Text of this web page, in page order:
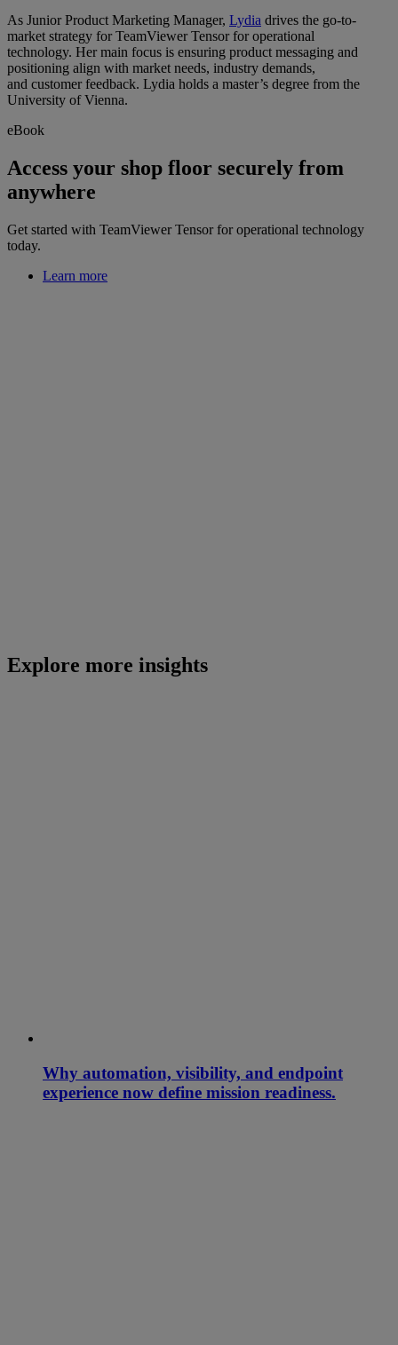
As Junior Product Marketing Manager, Lydia drives the go-to-
market strategy for TeamViewer Tensor for operational
technology. Her main focus is ensuring product messaging and
positioning align with market needs, industry demands,
and customer feedback. Lydia holds a master’s degree from the
University of Vienna.
eBook
Access your shop floor securely from
anywhere
Get started with TeamViewer Tensor for operational technology
today.
Learn more
Explore more insights
Why automation, visibility, and endpoint
experience now define mission readiness.